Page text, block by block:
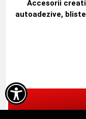

Accesorii
autoadezive,